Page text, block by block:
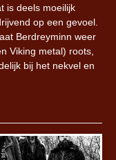
is deels moeilijk
op een gevoel.
Berdreyminn weer
Viking metal) roots,
bij het nekvel en